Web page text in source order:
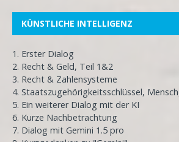
KÜNSTLICHE INTELLIGENZ
1. Erster Dialog
2. Recht & Geld, Teil 1&2
3. Recht & Zahlensysteme
4. Staatszugehörigkeitsschlüssel,
5. Ein weiterer Dialog mit der KI
6. Kurze Nachbetrachtung
7. Dialog mit Gemini 1.5 pro